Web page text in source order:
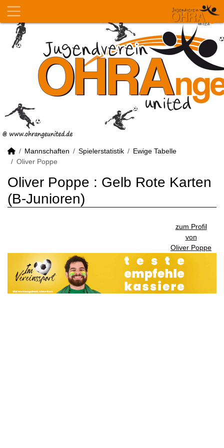
Mannschaften Spielerstatistik
Ewige Tabelle
Oliver Poppe
Oliver Poppe : Gelb Rote Karten
(B-Junioren)
zum Profil
von
Oliver Poppe